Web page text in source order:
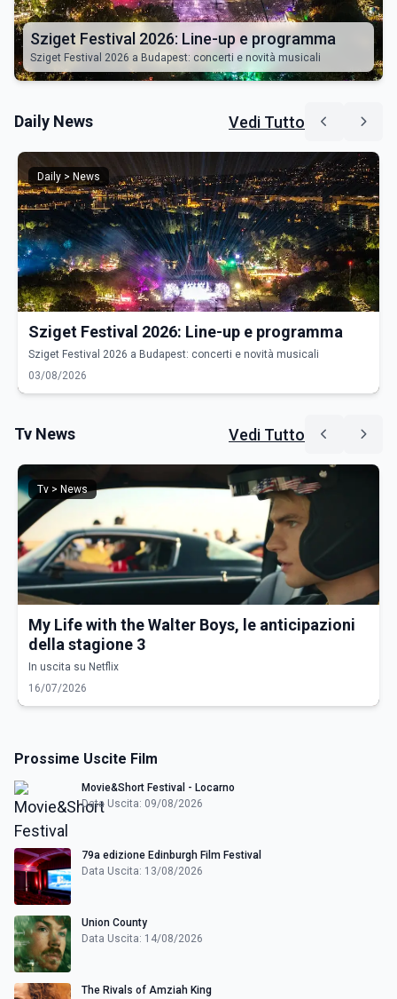
Sziget Festival 2026: Line-up e programma
Sziget Festival 2026 a Budapest: concerti e novità musicali
Daily News Vedi Tutto
Daily > News
Sziget Festival 2026: Line-up e programma
Sziget Festival 2026 a Budapest: concerti e novità musicali
03/08/2026
Tv News Vedi Tutto
Tv > News
My Life with the Walter Boys, le anticipazioni
della stagione 3
In uscita su Netflix
16/07/2026
Prossime Uscite Film
Movie&Short Festival - Locarno
Data Uscita: 09/08/2026
79a edizione Edinburgh Film Festival
Data Uscita: 13/08/2026
Union County
Data Uscita: 14/08/2026
The Rivals of Amziah King